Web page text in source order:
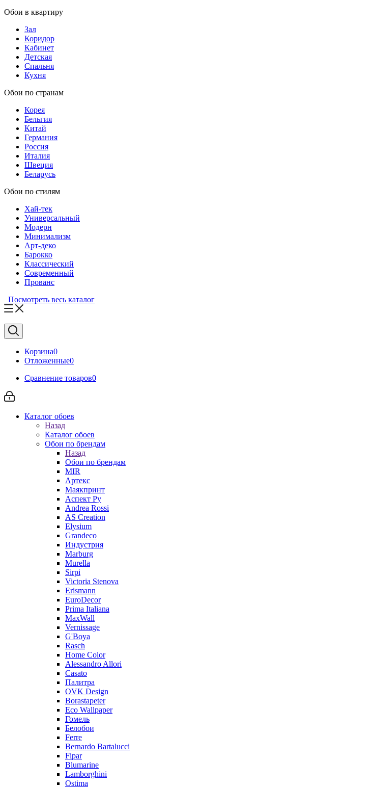
Обои в квартиру
Зал
Коридор
Кабинет
Детская
Спальня
Кухня
Обои по странам
Корея
Бельгия
Китай
Германия
Россия
Италия
Швеция
Беларусь
Обои по стилям
Хай-тек
Универсальный
Модерн
Минимализм
Арт-деко
Барокко
Классический
Современный
Прованс
Посмотреть весь каталог
Корзина0
Отложенные0
Сравнение товаров0
Каталог обоев
Назад
Каталог обоев
Обои по брендам
Назад
Обои по брендам
MIR
Артекс
Маякпринт
Аспект Ру
Andrea Rossi
AS Creation
Elysium
Grandeco
Индустрия
Marburg
Murella
Sirpi
Victoria Stenova
Erismann
EuroDecor
Prima Italiana
MaxWall
Vernissage
G'Boya
Rasch
Home Color
Alessandro Allori
Casato
Палитра
OVK Design
Borastapeter
Eco Wallpaper
Гомель
Белобои
Ferre
Bernardo Bartalucci
Fipar
Blumarine
Lamborghini
Ostima